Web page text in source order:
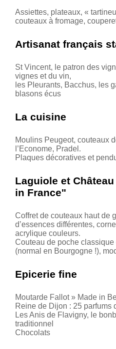
Assiettes, plateaux, «
couteaux à fromage,
Artisanat français
St Vincent, le patron des
vignes et du vin,
les Pleurants, Bacchus, les
blasons écus
La cuisine
Moulins Peugeot, couteaux
l’Econome, Pradel.
Plaques décoratives et
Laguiole et
in France"
Coffret de couteaux haut de
d’essences différentes,
acrylique couleurs.
Couteau de poche
(normal en Bourgogne !),
Epicerie fine
Moutarde Fallot » Made in
Reine de Dijon : 25 parfums
Les Anis de Flavigny, le
traditionnel
Chocolats